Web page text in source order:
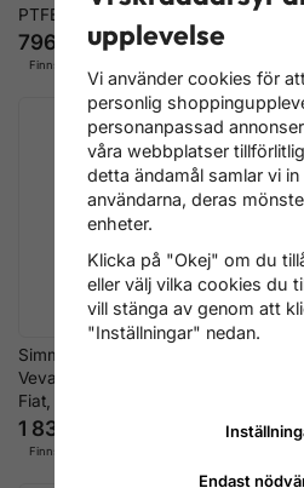
PTFE Axeltätning
796 kr
Finns i lager
Simmerringverktyg Bakre
Vevaxeltätning BMW, Ford,
Fiat, Opel & PSA
1 836 kr
Finns i lager
upplevelse
Vi använder cookies för
personlig
personanpassad
våra webbplatser
detta ändamål samlar vi
användarna, deras
enheter.
Klicka på "Okej" om du
eller välj vilka cookies du
vill stänga av genom att
"Inställningar" nedan.
Endast